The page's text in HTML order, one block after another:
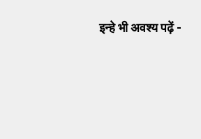
इन्हे भी अवश्य पढ़ें -